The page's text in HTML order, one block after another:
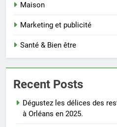
Maison
Marketing et publicité
Santé & Bien être
Recent Posts
Dégustez les délices des
à Orléans en 2025.